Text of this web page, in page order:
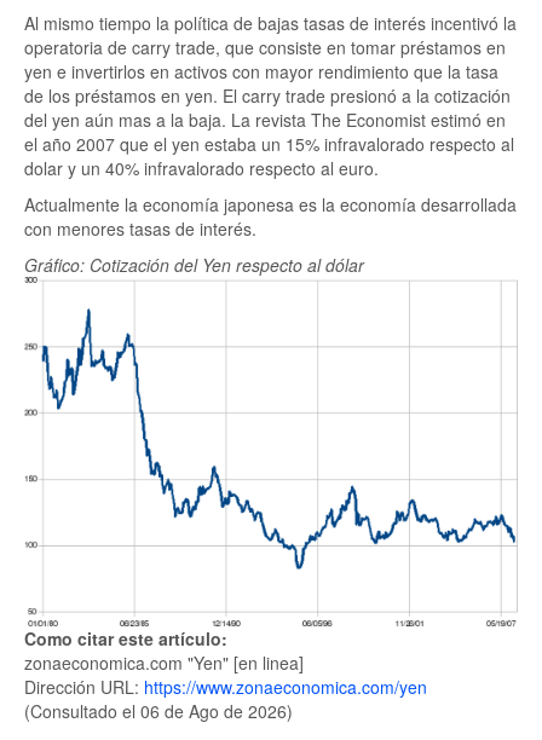
Al mismo tiempo la política de bajas tasas de interés incentivó la
operatoria de carry trade, que consiste en tomar préstamos en
yen e invertirlos en activos con mayor rendimiento que la tasa
de los préstamos en yen. El carry trade presionó a la cotización
del yen aún mas a la baja. La revista The Economist estimó en
el año 2007 que el yen estaba un 15% infravalorado respecto al
dolar y un 40% infravalorado respecto al euro.
Actualmente la economía japonesa es la economía desarrollada
con menores tasas de interés.
Gráfico: Cotización del Yen respecto al dólar
Como citar este artículo:
zonaeconomica.com "Yen" [en linea]
Dirección URL: https://www.zonaeconomica.com/yen
(Consultado el 06 de Ago de 2026)